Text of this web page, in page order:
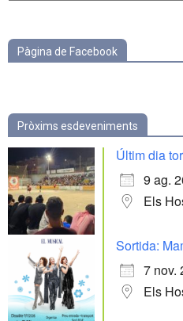
Pàgina de Facebook
Pròxims esdeveniments
Últim dia
9 ag.
Els
Sortida:
7 nov.
Els